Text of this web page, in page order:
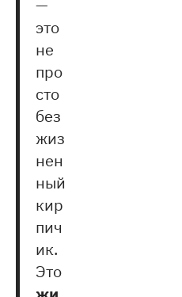
это
не
про
сто
без
жиз
нен
ный
кир
пич
ик.
Это